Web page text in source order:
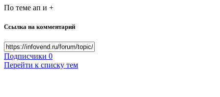
По теме ап и +
Ссылка на комментарий
Подписчики 0
Перейти к списку тем